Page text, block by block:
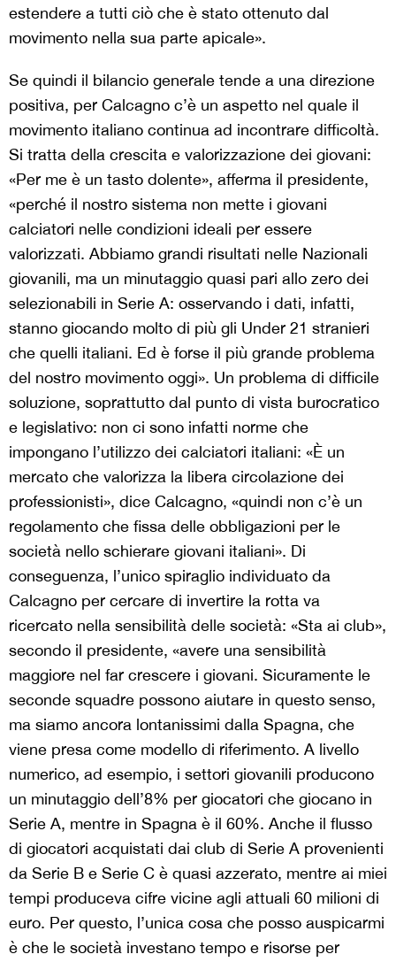
estendere a tutti ciò che è stato ottenuto dal
movimento nella sua parte apicale».
Se quindi il bilancio generale tende a una direzione
positiva, per Calcagno c’è un aspetto nel quale il
movimento italiano continua ad incontrare difficoltà.
Si tratta della crescita e valorizzazione dei giovani:
«Per me è un tasto dolente», afferma il presidente,
«perché il nostro sistema non mette i giovani
calciatori nelle condizioni ideali per essere
valorizzati. Abbiamo grandi risultati nelle Nazionali
giovanili, ma un minutaggio quasi pari allo zero dei
selezionabili in Serie A: osservando i dati, infatti,
stanno giocando molto di più gli Under 21 stranieri
che quelli italiani. Ed è forse il più grande problema
del nostro movimento oggi». Un problema di difficile
soluzione, soprattutto dal punto di vista burocratico
e legislativo: non ci sono infatti norme che
impongano l’utilizzo dei calciatori italiani: «È un
mercato che valorizza la libera circolazione dei
professionisti», dice Calcagno, «quindi non c’è un
regolamento che fissa delle obbligazioni per le
società nello schierare giovani italiani». Di
conseguenza, l’unico spiraglio individuato da
Calcagno per cercare di invertire la rotta va
ricercato nella sensibilità delle società: «Sta ai club»,
secondo il presidente, «avere una sensibilità
maggiore nel far crescere i giovani. Sicuramente le
seconde squadre possono aiutare in questo senso,
ma siamo ancora lontanissimi dalla Spagna, che
viene presa come modello di riferimento. A livello
numerico, ad esempio, i settori giovanili producono
un minutaggio dell’8% per giocatori che giocano in
Serie A, mentre in Spagna è il 60%. Anche il flusso
di giocatori acquistati dai club di Serie A provenienti
da Serie B e Serie C è quasi azzerato, mentre ai miei
tempi produceva cifre vicine agli attuali 60 milioni di
euro. Per questo, l’unica cosa che posso auspicarmi
è che le società investano tempo e risorse per